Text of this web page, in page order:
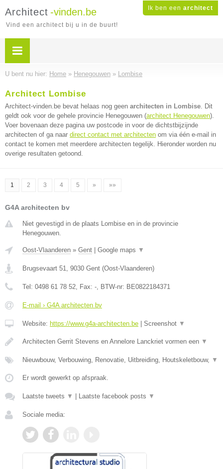
Ik ben een architect
Architect -vinden.be
Vind een architect bij u in de buurt!
U bent nu hier: Home » Henegouwen » Lombise
Architect Lombise
Architect-vinden.be bevat helaas nog geen architecten in Lombise. Dit
geldt ook voor de gehele provincie Henegouwen (architect Henegouwen).
Voer bovenaan deze pagina uw postcode in voor de dichtstbijzijnde
architecten of ga naar direct contact met architecten om via één e-mail in
contact te komen met meerdere architecten tegelijk. Hieronder worden nu
overige resultaten getoond.
1 2 3 4 5 » »»
G4A architecten bv
Niet gevestigd in de plaats Lombise en in de provincie
Henegouwen.
Oost-Vlaanderen » Gent Google maps ▼
Brugsevaart 51, 9030 Gent (Oost-Vlaanderen)
Tel: 0498 61 78 52, Fax: -, BTW-nr: BE0822184371
E-mail › G4A architecten bv
Website: https://www.g4a-architecten.be Screenshot ▼
Architecten Gerrit Stevens en Annelore Lanckriet vormen een ▼
Nieuwbouw, Verbouwing, Renovatie, Uitbreiding, Houtskeletbouw, ▼
Er wordt gewerkt op afspraak.
Laatste tweets ▼ Laatste facebook posts ▼
Sociale media: